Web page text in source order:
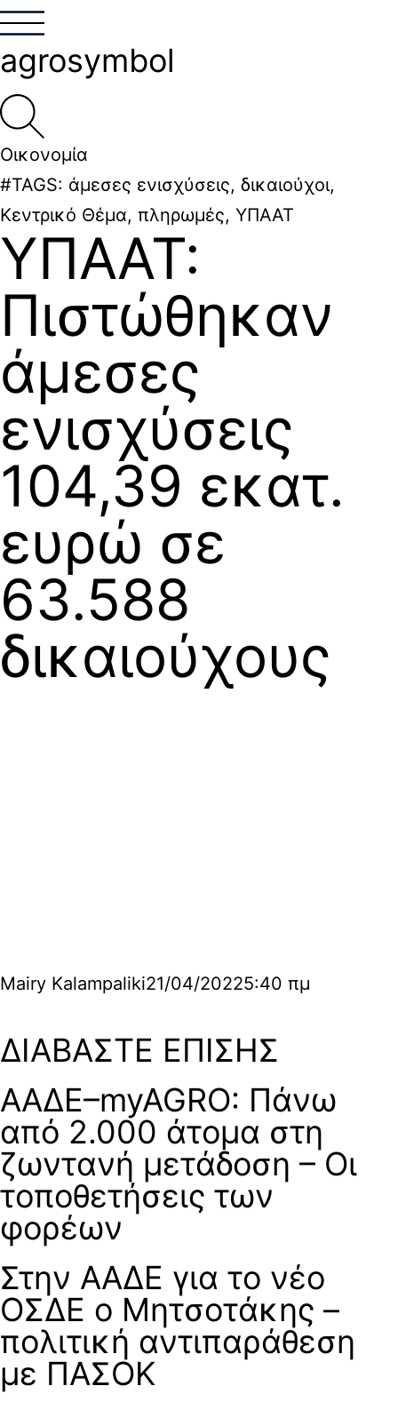
agrosymbol
Οικονομία
#TAGS: άμεσες ενισχύσεις, δικαιούχοι,
Κεντρικό Θέμα, πληρωμές, ΥΠΑΑΤ
ΥΠΑΑΤ:
Πιστώθηκαν
άμεσες
ενισχύσεις
104,39 εκατ.
ευρώ σε
63.588
δικαιούχους
Mairy Kalampaliki21/04/20225:40 πμ
ΔΙΑΒΑΣΤΕ ΕΠΙΣΗΣ
ΑΑΔΕ–myAGRO: Πάνω
από 2.000 άτομα στη
ζωντανή μετάδοση – Οι
τοποθετήσεις των
φορέων
Στην ΑΑΔΕ για το νέο
ΟΣΔΕ ο Μητσοτάκης –
πολιτική αντιπαράθεση
με ΠΑΣΟΚ